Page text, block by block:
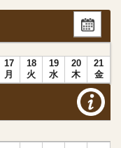
17
月
18
火
19
水
20
木
21
金